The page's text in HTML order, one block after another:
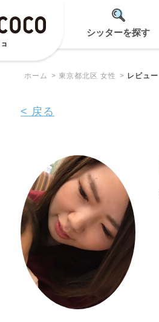
シッターを探す
ホーム 東京都北区 女性 レビュー
< 戻る